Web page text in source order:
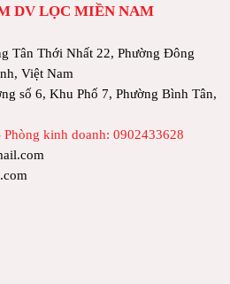
DV LỌC MIỀN NAM
Tân Thới Nhất 22, Phường Đông
Việt Nam
số 6, Khu Phố 7, Phường Bình Tân,
kinh doanh: 0902433628